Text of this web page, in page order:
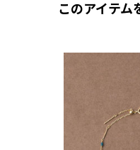
このアイテム